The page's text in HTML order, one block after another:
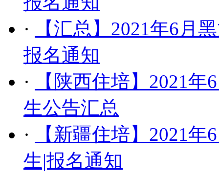
·
【汇总】2021年6月
报名通知
·
【陕西住培】2021
生公告汇总
·
【新疆住培】2021
生|报名通知